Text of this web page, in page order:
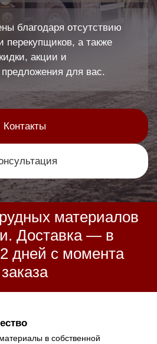
благодаря отсутствию
перекупщиков, а также
акции и
для вас.
Контакты
материалов
Доставка — в
дней с момента
заказа
в собственной